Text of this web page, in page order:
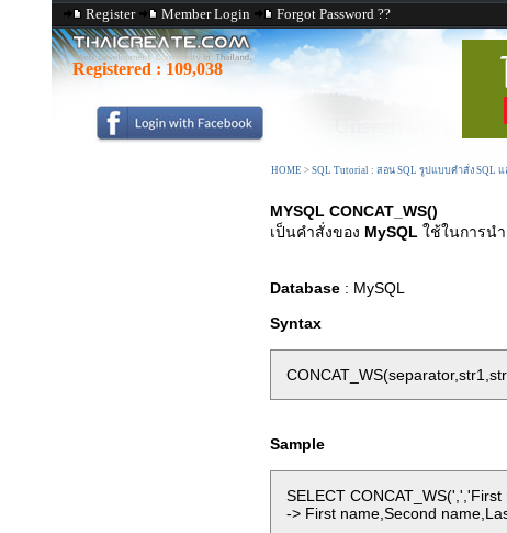
Register Member Login Forgot Password ??
Registered : 109,038
HOME > SQL Tutorial : สอน SQL รูปแบบคำสั่ง SQL
MYSQL CONCAT_WS()
เป็นคำสั่งของ MySQL ใช้ในการน
Database : MySQL
Syntax
Sample
SELECT
-> First name,Second